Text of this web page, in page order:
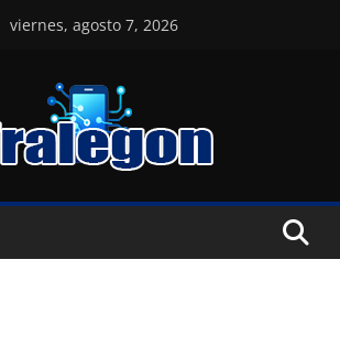
viernes, agosto 7, 2026